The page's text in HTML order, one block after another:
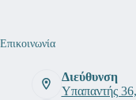
Επικοινωνία
Διεύθυνση
Υπαπαντής